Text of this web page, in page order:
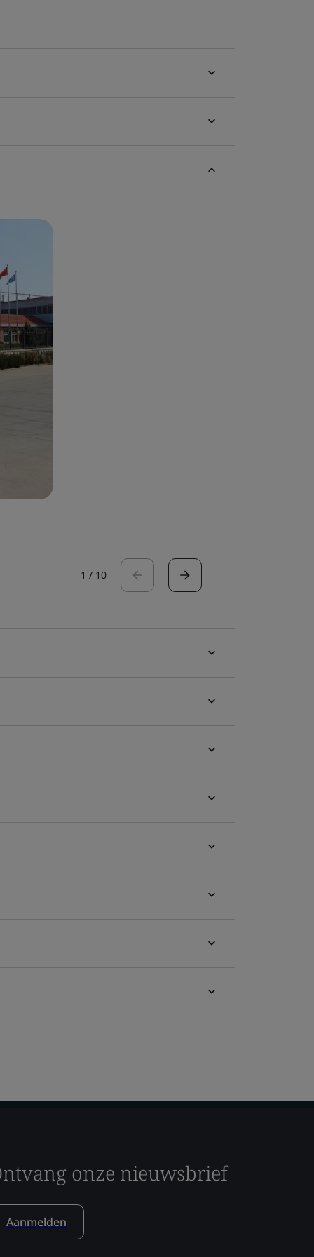
1 / 10
onze nieuwsbrief
Aanmelden